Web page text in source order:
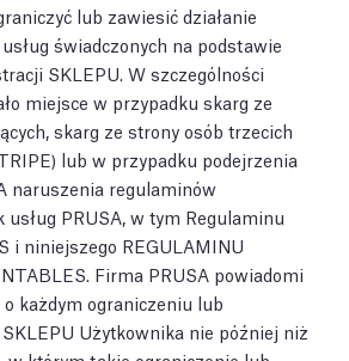
lub zawiesić działanie
świadczonych na podstawie
SKLEPU. W szczególności
miejsce w przypadku skarg ze
skarg ze strony osób trzecich
lub w przypadku podejrzenia
naruszenia regulaminów
usług PRUSA, w tym Regulaminu
i niniejszego REGULAMINU
Firma PRUSA powiadomi
każdym ograniczeniu lub
Użytkownika nie później niż